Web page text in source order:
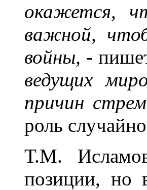
окажется,
важной,
войны, -
ведущих
причин
роль
Т.М.
позиции, но